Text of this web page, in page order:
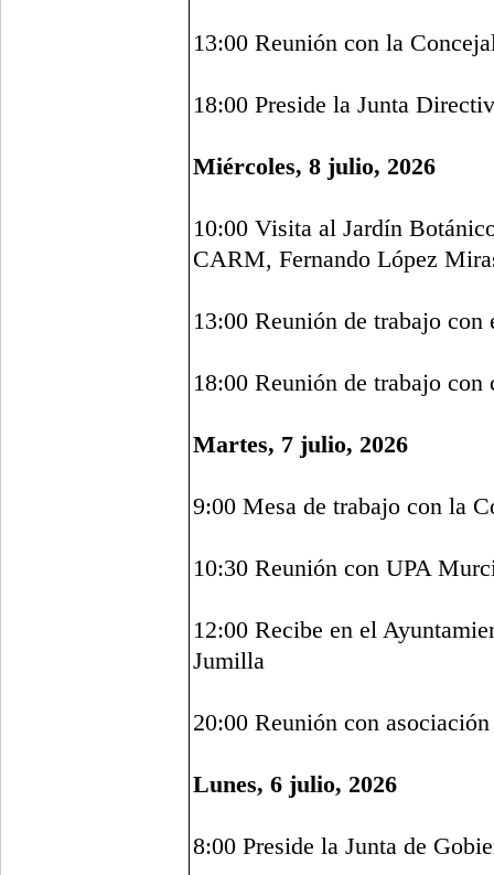
13:00 Reunión con la
18:00 Preside la Junta
Miércoles, 8 julio, 2026
10:00 Visita al Jardín
CARM, Fernando López
13:00 Reunión de trabajo con
18:00 Reunión de trabajo
Martes, 7 julio, 2026
9:00 Mesa de trabajo con la
10:30 Reunión con UPA
12:00 Recibe en el
Jumilla
20:00 Reunión con
Lunes, 6 julio, 2026
8:00 Preside la Junta de